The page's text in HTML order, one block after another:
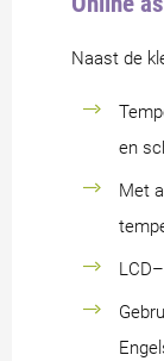
Naast de
en
Met